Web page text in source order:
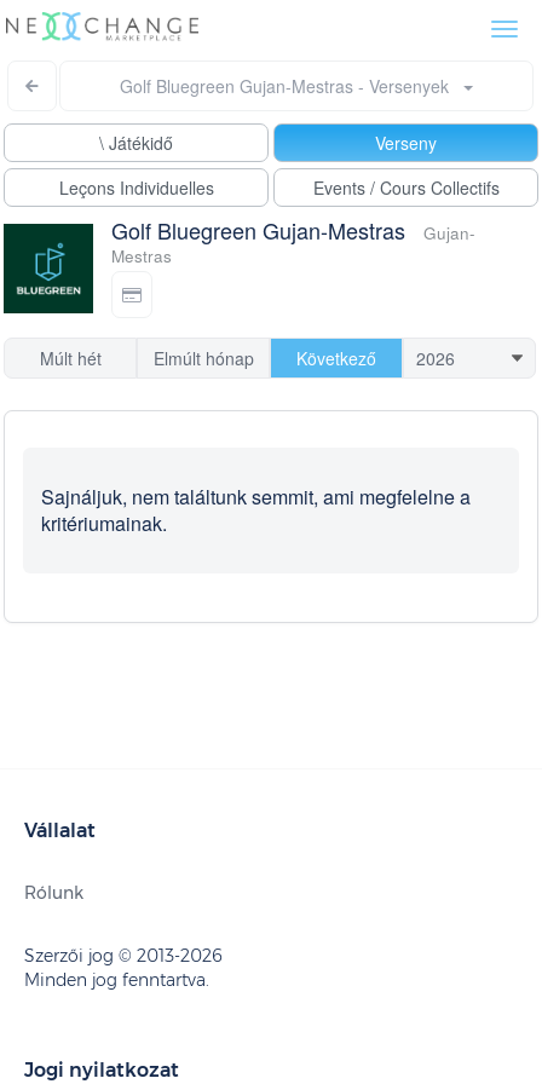
Golf Bluegreen Gujan-Mestras - Versenyek
\ Játékidő
Verseny
Leçons Individuelles
Events / Cours Collectifs
Golf Bluegreen Gujan-Mestras
Gujan-
Mestras
Múlt hét Elmúlt hónap Következő
Sajnáljuk, nem találtunk semmit, ami megfelelne a
kritériumainak.
Vállalat
Rólunk
Szerzői jog © 2013-2026
Minden jog fenntartva.
Jogi nyilatkozat